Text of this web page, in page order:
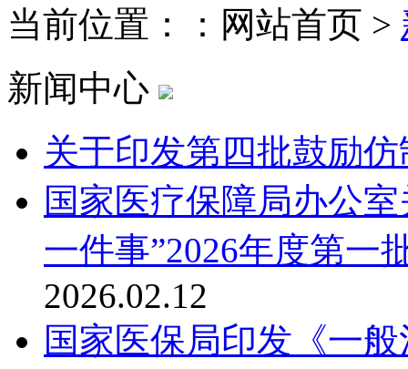
当前位置：：网站首页 >
新闻中心
关于印发第四批鼓励
国家医疗保障局办公
一件事”2026年度第一
2026.02.12
国家医保局印发《一